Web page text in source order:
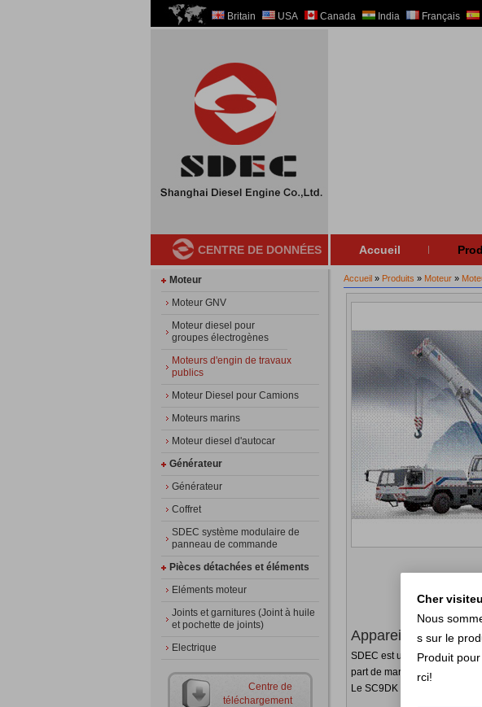
Britain USA Canada India Français
CENTRE DE DONNÉES Accueil
Moteur
Moteur GNV
Moteur diesel pour
groupes électrogènes
Moteurs d'engin de travaux
publics
Moteur Diesel pour Camions
Moteurs marins
Moteur diesel d'autocar
Générateur
Générateur
Coffret
SDEC système modulaire de
panneau de commande
Pièces détachées et éléments
Eléments moteur
Joints et garnitures (Joint à huile
et pochette de joints)
Electrique
Centre de
téléchargement
Accueil» Produits » Moteur»
Appareil de levage
SDEC est un fournisseur de
part de marché a été de plus
Le SC9DK et SC9DF d'Euro
Cher
Nous
s sur le
Produit
rci!